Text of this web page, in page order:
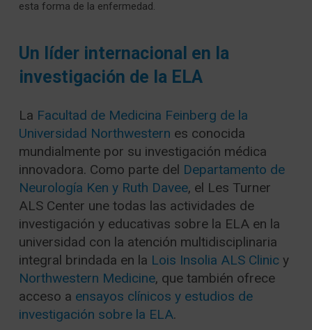
esta forma de la enfermedad.
Un líder internacional en la
investigación de la ELA
La Facultad de Medicina Feinberg de la
Universidad Northwestern es conocida
mundialmente por su investigación médica
innovadora. Como parte del Departamento de
Neurología Ken y Ruth Davee, el Les Turner
ALS Center une todas las actividades de
investigación y educativas sobre la ELA en la
universidad con la atención multidisciplinaria
integral brindada en la Lois Insolia ALS Clinic y
Northwestern Medicine, que también ofrece
acceso a ensayos clínicos y estudios de
investigación sobre la ELA.